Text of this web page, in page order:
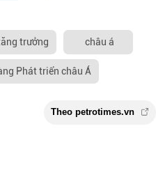
trưởng châu á
Phát triển châu Á